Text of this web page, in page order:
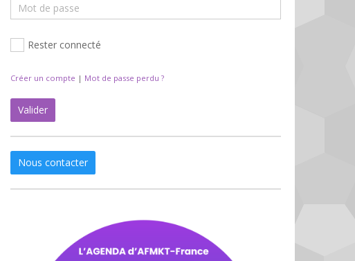
Rester connecté
Créer un compte | Mot de passe perdu ?
Valider
Nous contacter